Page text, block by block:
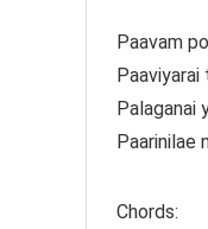
Paavam
Palaganai
Paarinilae
Chords: